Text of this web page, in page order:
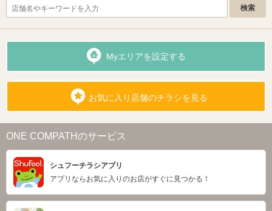
Myエリアを設定する
お気に入り店舗のチラシを見る
ONE COMPATHのサービス
シュフーチラシアプリ
アプリならお気に入りのお店がすぐに見つかる！